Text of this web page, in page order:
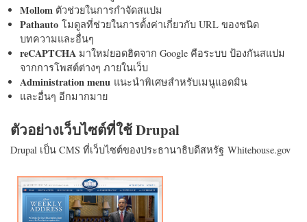
Mollom ตัวช่วยในการกำจัดสแปม
Pathauto โมดูลที่ช่วยในการตั้งค่าเกี่ยวกับ URL ของชนิด
บทความและอื่นๆ
reCAPTCHA มาใหม่ยอดฮิตจาก Google คือระบบ ป้องกันสแปม
จากการโพสต์ต่างๆ ภายในเว็บ
Administration menu แนะนำพิเศษสำหรับเมนูแอดมิน
และอื่นๆ อีกมากมาย
ตัวอย่างเว็บไซต์ที่ใช้ Drupal
Drupal เป็น CMS ที่เว็บไซต์ของประธานาธิบดีสหรัฐ Whitehouse.gov